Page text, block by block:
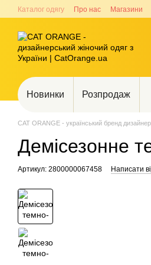
Перейти до основного контенту
Каталог одягу Про нас Магазини
Новинки Розпродаж
CAT ORANGE - український бренд
Демісезонне
Артикул: 2800000067458 Написати